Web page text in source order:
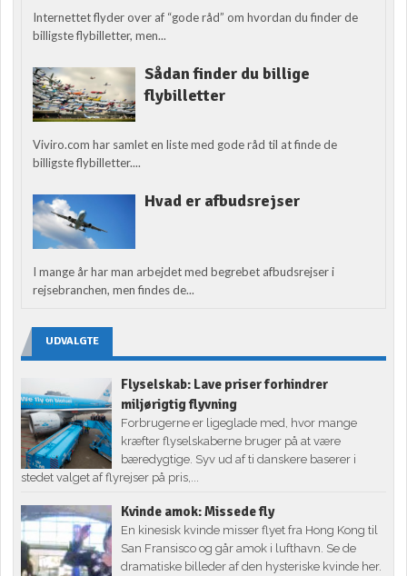
Internettet flyder over af “gode råd” om hvordan du finder de
billigste flybilletter, men...
Sådan finder du billige
flybilletter
Viviro.com har samlet en liste med gode råd til at finde de
billigste flybilletter....
Hvad er afbudsrejser
I mange år har man arbejdet med begrebet afbudsrejser i
rejsebranchen, men findes de...
UDVALGTE
Flyselskab: Lave priser forhindrer
miljørigtig flyvning
Forbrugerne er ligeglade med, hvor mange
kræfter flyselskaberne bruger på at være
bæredygtige. Syv ud af ti danskere baserer i
stedet valget af flyrejser på pris,...
Kvinde amok: Missede fly
En kinesisk kvinde misser flyet fra Hong Kong til
San Fransisco og går amok i lufthavn. Se de
dramatiske billeder af den hysteriske kvinde her.